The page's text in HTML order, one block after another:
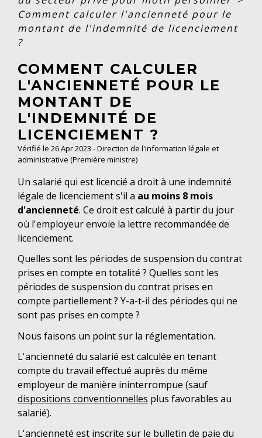
Comment calculer l'ancienneté pour le
montant de l'indemnité de licenciement
?
COMMENT CALCULER
L'ANCIENNETÉ POUR LE
MONTANT DE
L'INDEMNITÉ DE
LICENCIEMENT ?
Vérifié le 26 Apr 2023 - Direction de l'information légale et
administrative (Première ministre)
Un salarié qui est licencié a droit à une indemnité
légale de licenciement s'il a au moins 8 mois
d'ancienneté. Ce droit est calculé à partir du jour
où l'employeur envoie la lettre recommandée de
licenciement.
Quelles sont les périodes de suspension du contrat
prises en compte en totalité ? Quelles sont les
périodes de suspension du contrat prises en
compte partiellement ? Y-a-t-il des périodes qui ne
sont pas prises en compte ?
Nous faisons un point sur la réglementation.
L'ancienneté du salarié est calculée en tenant
compte du travail effectué auprès du même
employeur de manière ininterrompue (sauf
dispositions conventionnelles plus favorables au
salarié).
L'ancienneté est inscrite sur le bulletin de paie du